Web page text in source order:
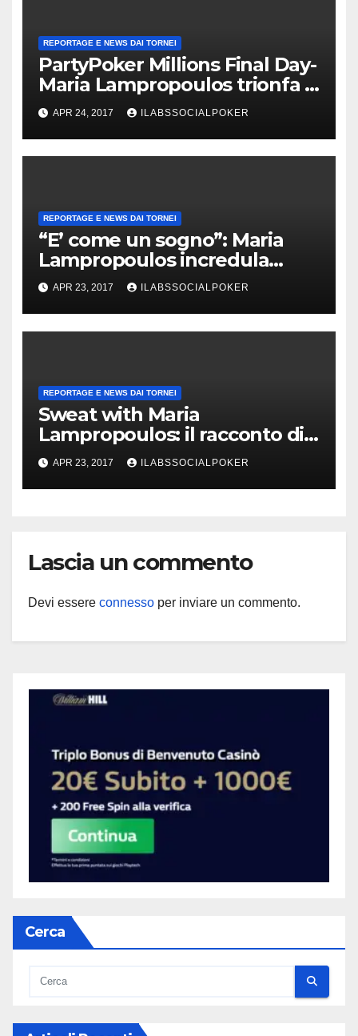
REPORTAGE E NEWS DAI TORNEI
PartyPoker Millions Final Day-
Maria Lampropoulos trionfa a
Nottingham senza alcun deal!
APR 24, 2017 ILABSSOCIALPOKER
REPORTAGE E NEWS DAI TORNEI
“E’ come un sogno”: Maria
Lampropoulos incredula
dopo la vittoria al PartyPoker
Millions!
APR 23, 2017 ILABSSOCIALPOKER
REPORTAGE E NEWS DAI TORNEI
Sweat with Maria
Lampropoulos: il racconto di
Ivan Luca che raila la ragazza
al final table del Millions!
APR 23, 2017 ILABSSOCIALPOKER
Lascia un commento
Devi essere connesso per inviare un commento.
Cerca